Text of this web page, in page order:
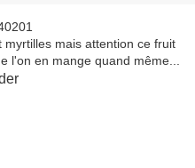
mais attention ce fruit
l'on en mange quand même...